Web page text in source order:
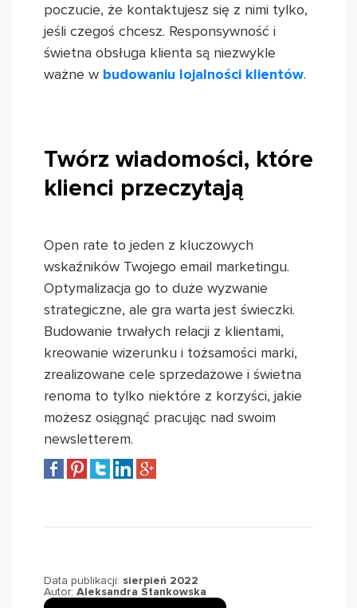
poczucie, że kontaktujesz się z nimi tylko,
jeśli czegoś chcesz. Responsywność i
świetna obsługa klienta są niezwykle
ważne w budowaniu lojalności klientów.
Twórz wiadomości, które
klienci przeczytają
Open rate to jeden z kluczowych
wskaźników Twojego email marketingu.
Optymalizacja go to duże wyzwanie
strategiczne, ale gra warta jest świeczki.
Budowanie trwałych relacji z klientami,
kreowanie wizerunku i tożsamości marki,
zrealizowane cele sprzedażowe i świetna
renoma to tylko niektóre z korzyści, jakie
możesz osiągnąć pracując nad swoim
newsletterem.
Data publikacji: sierpień 2022
Autor: Aleksandra Stankowska